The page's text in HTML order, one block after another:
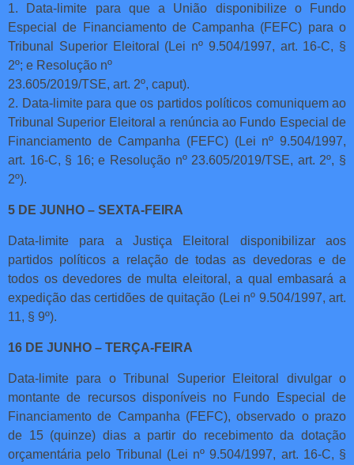
1. Data-limite para que a União disponibilize o Fundo
Especial de Financiamento de Campanha (FEFC) para o
Tribunal Superior Eleitoral (Lei nº 9.504/1997, art. 16-C, §
2º; e Resolução nº
23.605/2019/TSE, art. 2º, caput).
2. Data-limite para que os partidos políticos comuniquem ao
Tribunal Superior Eleitoral a renúncia ao Fundo Especial de
Financiamento de Campanha (FEFC) (Lei nº 9.504/1997,
art. 16-C, § 16; e Resolução nº 23.605/2019/TSE, art. 2º, §
2º).
5 DE JUNHO – SEXTA-FEIRA
Data-limite para a Justiça Eleitoral disponibilizar aos
partidos políticos a relação de todas as devedoras e de
todos os devedores de multa eleitoral, a qual embasará a
expedição das certidões de quitação (Lei nº 9.504/1997, art.
11, § 9º).
16 DE JUNHO – TERÇA-FEIRA
Data-limite para o Tribunal Superior Eleitoral divulgar o
montante de recursos disponíveis no Fundo Especial de
Financiamento de Campanha (FEFC), observado o prazo
de 15 (quinze) dias a partir do recebimento da dotação
orçamentária pelo Tribunal (Lei nº 9.504/1997, art. 16-C, §